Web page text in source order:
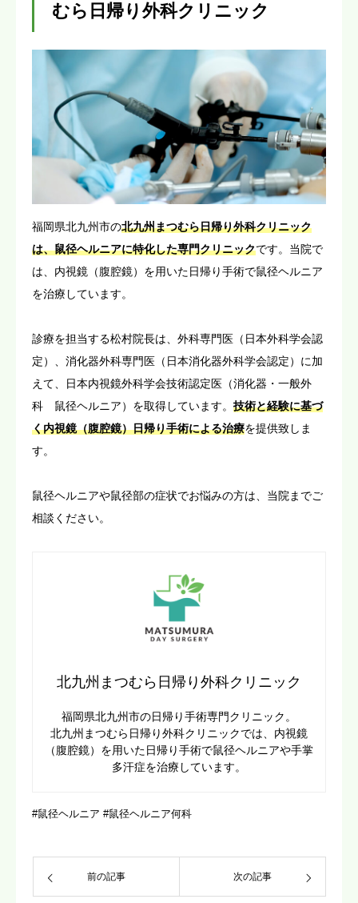
むら日帰り外科クリニック
福岡県北九州市の北九州まつむら日帰り外科クリニック
は、鼠径ヘルニアに特化した専門クリニックです。当院で
は、内視鏡（腹腔鏡）を用いた日帰り手術で鼠径ヘルニア
を治療しています。
診療を担当する松村院長は、外科専門医（日本外科学会認
定）、消化器外科専門医（日本消化器外科学会認定）に加
えて、日本内視鏡外科学会技術認定医（消化器・一般外
科 鼠径ヘルニア）を取得しています。 技術と経験に基づ
く内視鏡（腹腔鏡）日帰り手術による治療を提供致しま
す。
鼠径ヘルニアや鼠径部の症状でお悩みの方は、当院までご
相談ください。
北九州まつむら日帰り外科クリニック
福岡県北九州市の日帰り手術専門クリニック。
北九州まつむら日帰り外科クリニックでは、内視鏡
（腹腔鏡）を用いた日帰り手術で鼠径ヘルニアや手掌
多汗症を治療しています。
#鼠径ヘルニア #鼠径ヘルニア何科
前の記事 次の記事